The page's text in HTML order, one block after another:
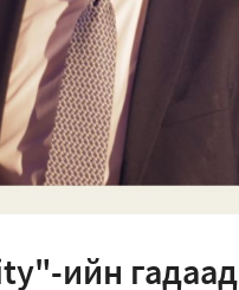
ийн гадаад